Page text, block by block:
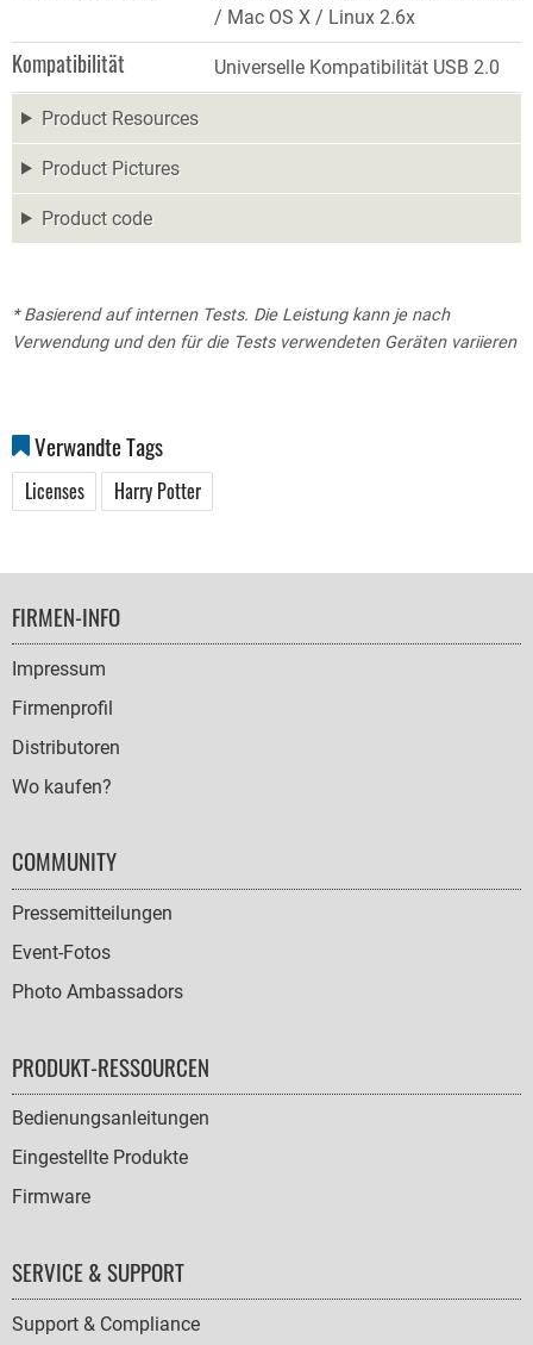
/ Mac OS X / Linux 2.6x
Kompatibilität Universelle Kompatibilität USB 2.0
Product Resources
Product Pictures
Product code
* Basierend auf internen Tests. Die Leistung kann je nach
Verwendung und den für die Tests verwendeten Geräten variieren
Verwandte Tags
Licenses Harry Potter
FOOTER
NAVIGATION
FIRMEN-INFO
Impressum
Firmenprofil
Distributoren
Wo kaufen?
COMMUNITY
Pressemitteilungen
Event-Fotos
Photo Ambassadors
PRODUKT-RESSOURCEN
Bedienungsanleitungen
Eingestellte Produkte
Firmware
SERVICE & SUPPORT
Support & Compliance